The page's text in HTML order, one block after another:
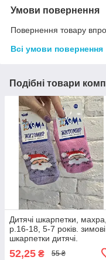
Умови повернення
Повернення товару
Всі умови повернення
Подібні товари
Дитячі шкарпетки, махра,
р.16-18, 5-7 років. зимові
шкарпетки дитячі.
52,25 ₴ 55 ₴